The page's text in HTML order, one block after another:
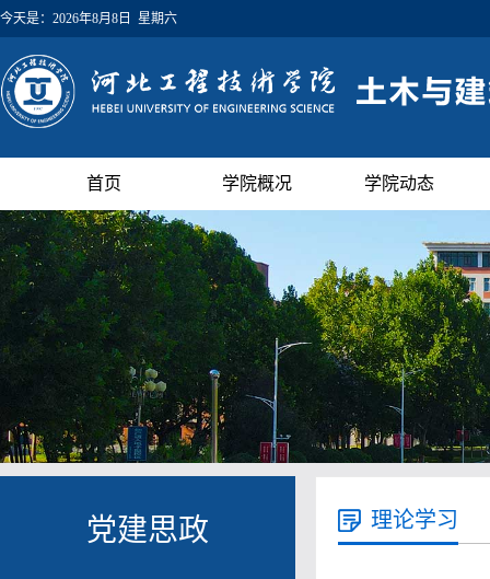
今天是： 2026年8月8日 星期六
首页 学院概况 学院动态
党建思政 理论学习